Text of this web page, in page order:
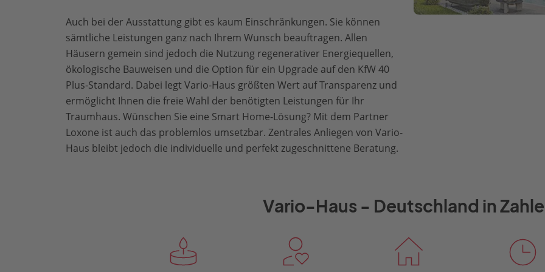
Auch bei der Ausstattung gibt es kaum Einschränkungen. Sie können
sämtliche Leistungen ganz nach Ihrem Wunsch beauftragen. Allen
Häusern gemein sind jedoch die Nutzung regenerativer Energiequellen,
ökologische Bauweisen und die Option für ein Upgrade auf den KfW 40
Plus-Standard. Dabei legt Vario-Haus größten Wert auf Transparenz und
ermöglicht Ihnen die freie Wahl der benötigten Leistungen für Ihr
Traumhaus. Wünschen Sie eine Smart Home-Lösung? Mit dem Partner
Loxone ist auch das problemlos umsetzbar. Zentrales Anliegen von Vario-
Haus bleibt jedoch die individuelle und perfekt zugeschnittene Beratung.
Vario-Haus - Deutschland in